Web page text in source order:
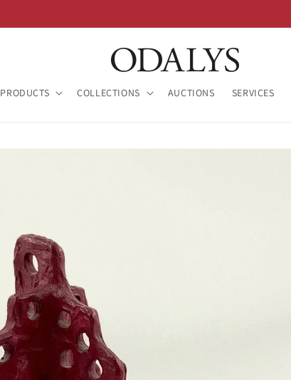
PRODUCTS COLLECTIONS AUCTIONS SERVICES